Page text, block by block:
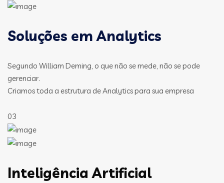
Soluções em Analytics
Segundo William Deming, o que não se mede, não se pode
gerenciar.
Criamos toda a estrutura de Analytics para sua empresa
03
Inteligência Artificial